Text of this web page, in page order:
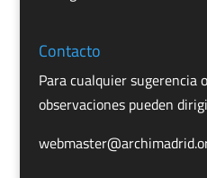
Contacto
Para cualquier sugerencia
observaciones pueden